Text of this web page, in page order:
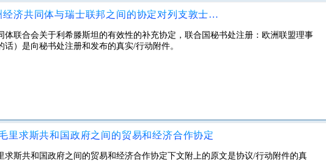
关于1972年7月22日欧洲经济共同体与瑞士联邦之间的协定对列支敦士登公国有效的附加协定
体联合会关于利希滕斯坦的有效性的补充协定，联合国秘书处注册：欧洲联盟理事
话）是向秘书处注册和发布的真实/行动附件。
里求斯共和国政府之间的贸易和经济合作协定
求斯共和国政府之间的贸易和经济合作协定下文附上的原文是协议/行动附件的真